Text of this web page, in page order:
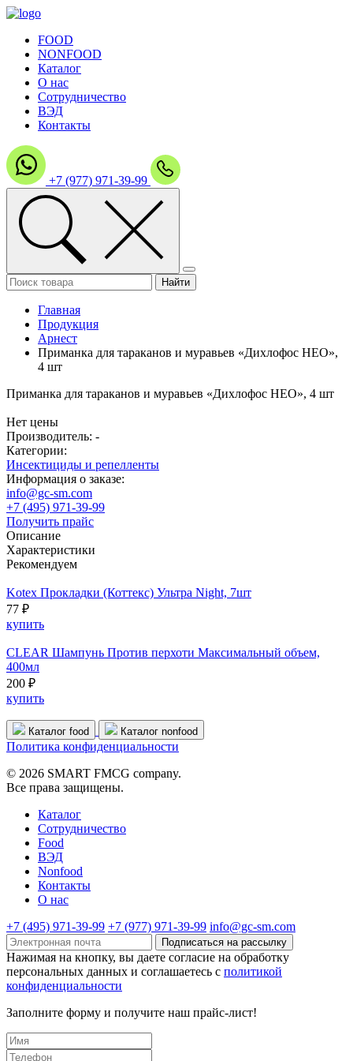
FOOD
NONFOOD
Каталог
О нас
Сотрудничество
ВЭД
Контакты
+7 (977) 971-39-99
Главная
Продукция
Арнест
Приманка для тараканов и муравьев «Дихлофос НЕО»,
4 шт
Приманка для тараканов и муравьев «Дихлофос НЕО», 4 шт
Нет цены
Производитель: -
Категории:
Инсектициды и репелленты
Информация о заказе:
info@gc-sm.com
+7 (495) 971-39-99
Получить прайс
Описание
Характеристики
Рекомендуем
Kotex Прокладки (Коттекс) Ультра Night, 7шт
77 ₽
купить
CLEAR Шампунь Против перхоти Максимальный объем,
400мл
200 ₽
купить
Каталог food Каталог nonfood
Политика конфиденциальности
© 2026 SMART FMCG company.
Все права защищены.
Каталог
Cотрудничество
Food
ВЭД
Nonfood
Контакты
О нас
+7 (495) 971-39-99 +7 (977) 971-39-99 info@gc-sm.com
Подписаться на рассылку
Нажимая на кнопку, вы даете согласие на обработку
персональных данных и соглашаетесь c политикой
конфиденциальности
Заполните форму и получите наш прайс-лист!